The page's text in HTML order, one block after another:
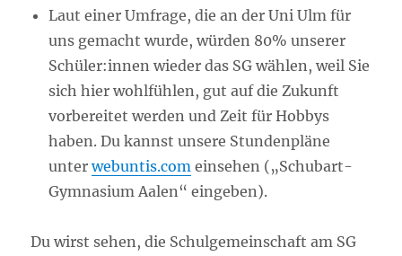
Laut einer Umfrage, die an der Uni Ulm für
uns gemacht wurde, würden 80% unserer
Schüler:innen wieder das SG wählen, weil Sie
sich hier wohlfühlen, gut auf die Zukunft
vorbereitet werden und Zeit für Hobbys
haben. Du kannst unsere Stundenpläne
unterwebuntis.com einsehen („Schubart-
Gymnasium Aalen“ eingeben).
Du wirst sehen, die Schulgemeinschaft am SG